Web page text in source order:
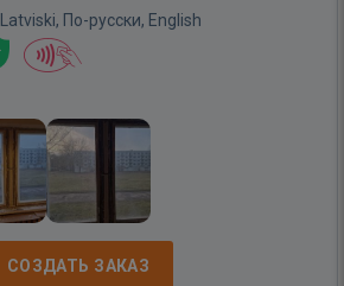
Latviski, По-русски, English
СОЗДАТЬ ЗАКАЗ